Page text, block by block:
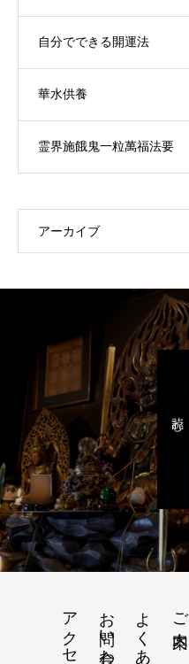
自分でできる開運法
華水供養
霊界施餓鬼一粒萬福法要
アーカイブ
読む
ご案内
お問い合わせ
アクセス